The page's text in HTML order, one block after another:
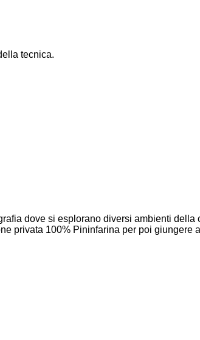
tecnica.
dove si esplorano diversi ambienti della
privata 100% Pininfarina per poi giungere